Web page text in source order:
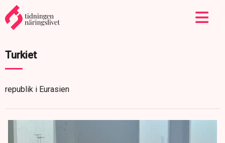
Turkiet
republik i Eurasien